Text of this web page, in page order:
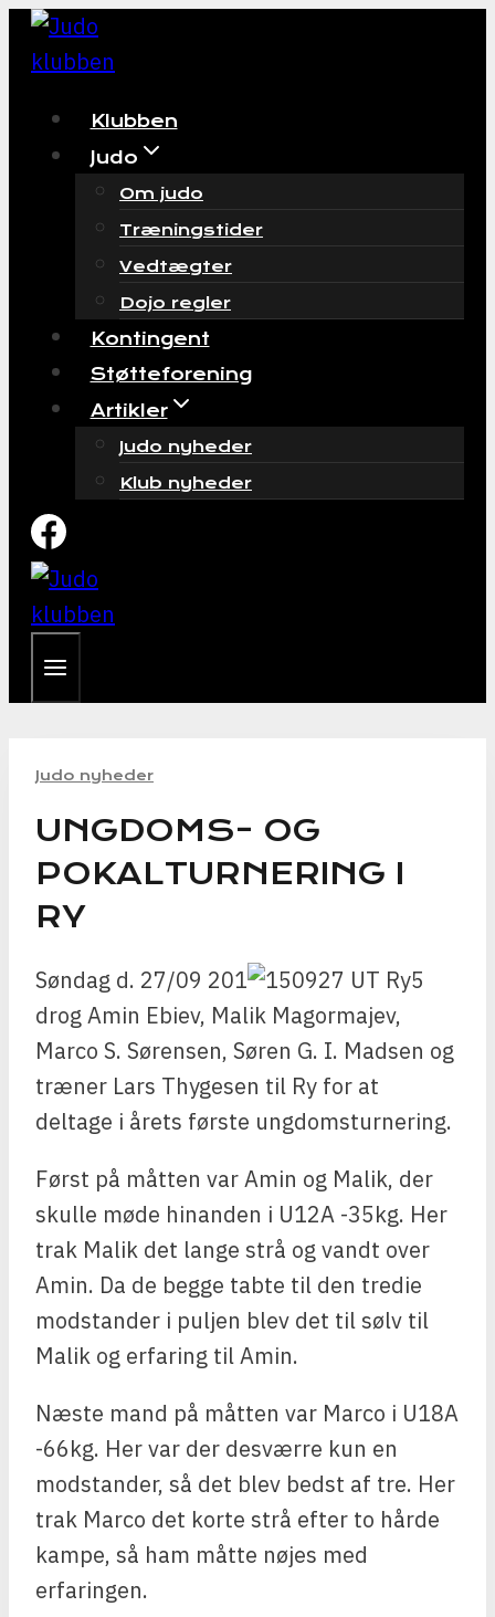
Skip
Klubben
Judo
Om judo
Træningstider
Vedtægter
Dojo regler
Kontingent
Støtteforening
Artikler
Judo nyheder
Klub nyheder
Judo nyheder
UNGDOMS- OG
POKALTURNERING I
RY
Søndag d. 27/09 201
5
drog Amin Ebiev, Malik Magormajev,
Marco S. Sørensen, Søren G. I. Madsen og
træner Lars Thygesen til Ry for at
deltage i årets første ungdomsturnering.
Først på måtten var Amin og Malik, der
skulle møde hinanden i U12A -35kg. Her
trak Malik det lange strå og vandt over
Amin. Da de begge tabte til den tredie
modstander i puljen blev det til sølv til
Malik og erfaring til Amin.
Næste mand på måtten var Marco i U18A
-66kg. Her var der desværre kun en
modstander, så det blev bedst af tre. Her
trak Marco det korte strå efter to hårde
kampe, så ham måtte nøjes med
erfaringen.